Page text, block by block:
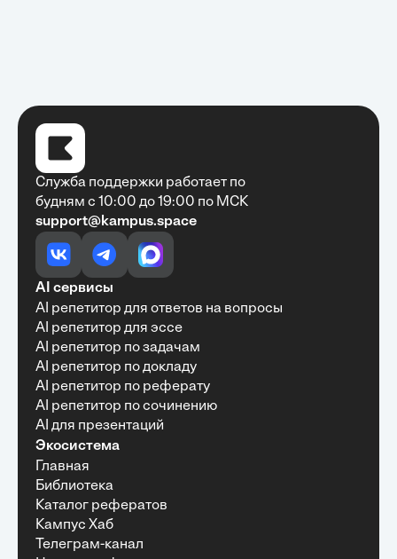
Очень быстро, недорого, качественно,
доступно
Алексей Антонов•27 мая, 2025
Обучение с Кампус Хаб — очень экономит
полезной информации. Рекомендую ...
Рекомендую Кампус АИ всем, кто хочет
учиться эффективно и с комфортом
Марина Щербакова
Пользуюсь сайтом Кампус АИ уже несколько
месяцев и хочу отметить высокий уровень
удобства и информативности. Платформа
отлично подходит как для самостоятельного
обучения, так и для профессионального
подача информации понятная, много практики и
Служба поддержки работает по
будням с 10:00 до 19:00 по МСК
support@kampus.space
AI сервисы
AI репетитор для ответов на вопросы
AI репетитор для эссе
AI репетитор по задачам
AI репетитор по докладу
AI репетитор по реферату
AI репетитор по сочинению
AI для презентаций
Экосистема
Главная
Библиотека
Каталог рефератов
Кампус Хаб
Телеграм-канал